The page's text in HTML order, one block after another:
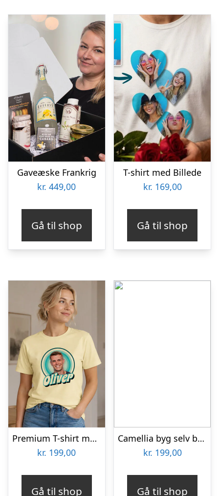
Gaveæske Frankrig
kr. 449,00
Gå til shop
T-shirt med Billede
kr. 169,00
Gå til shop
Premium T-shirt med foto – Retrodesign
kr. 199,00
Gå til shop
Camellia byg selv blomst Rokrâ¢ (AF011)
kr. 199,00
Gå til shop